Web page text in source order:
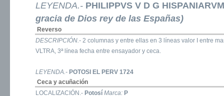
LEYENDA.- PHILIPPVS V D G
gracia de Dios rey de las Españas)
Reverso
DESCRIPCIÓN.- 2 columnas y entre ellas en 3 líneas valor I entre
VLTRA, 3ª línea fecha entre ensayador y ceca.
LEYENDA.- POTOSI EL PERV 1724
Ceca y acuñación
LOCALIZACIÓN.- Potosí Marca: P